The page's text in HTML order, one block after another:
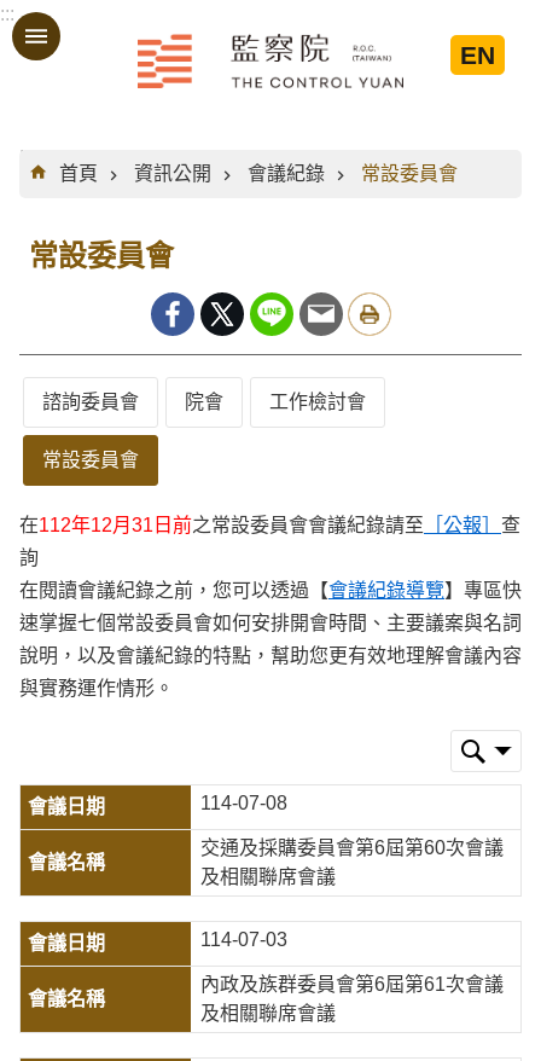
跳到主要內容區塊
:::
EN
:::
首頁
資訊公開 會議紀錄 常設委員會
常設委員會
諮詢委員會 院會 工作檢討會
常設委員會
在112年12月31日前之常設委員會會議紀錄請至 ［公報］ 查
詢
在閱讀會議紀錄之前，您可以透過【會議紀錄導覽】專區快
速掌握七個常設委員會如何安排開會時間、主要議案與名詞
說明，以及會議紀錄的特點，幫助您更有效地理解會議內容
與實務運作情形。
114-07-08
交通及採購委員會第6屆第60次會議
及相關聯席會議
114-07-03
內政及族群委員會第6屆第61次會議
及相關聯席會議